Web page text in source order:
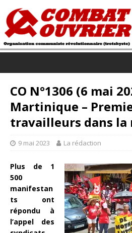
CO N°1306 (6 mai
Martinique –
travailleurs dans la
9 mai 2023 La rédaction
Plus de 1
500
manifestan
ts ont
répondu à
l’appel des